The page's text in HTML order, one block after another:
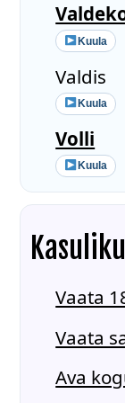
Kuula
Valdis
Kuula
Volli
Kuula
Vaata
Vaata
Ava